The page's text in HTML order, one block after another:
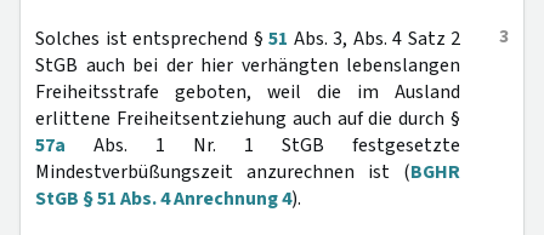
3
Solches ist entsprechend § 51 Abs. 3, Abs. 4 Satz 2
StGB auch bei der hier verhängten lebenslangen
Freiheitsstrafe geboten, weil die im Ausland
erlittene Freiheitsentziehung auch auf die durch §
57a Abs. 1 Nr. 1 StGB festgesetzte
Mindestverbüßungszeit anzurechnen ist (BGHR
StGB § 51 Abs. 4 Anrechnung 4).